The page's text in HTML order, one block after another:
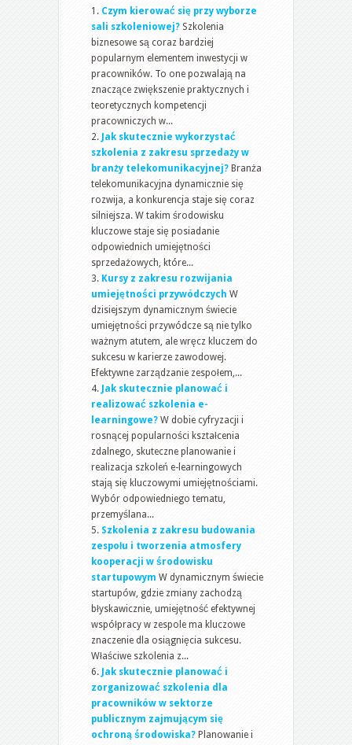
Czym kierować się przy wyborze
sali szkoleniowej? Szkolenia
biznesowe są coraz bardziej
popularnym elementem inwestycji w
pracowników. To one pozwalają na
znaczące zwiększenie praktycznych i
teoretycznych kompetencji
pracowniczych w...
Jak skutecznie wykorzystać
szkolenia z zakresu sprzedaży w
branży telekomunikacyjnej? Branża
telekomunikacyjna dynamicznie się
rozwija, a konkurencja staje się coraz
silniejsza. W takim środowisku
kluczowe staje się posiadanie
odpowiednich umiejętności
sprzedażowych, które...
Kursy z zakresu rozwijania
umiejętności przywódczych W
dzisiejszym dynamicznym świecie
umiejętności przywódcze są nie tylko
ważnym atutem, ale wręcz kluczem do
sukcesu w karierze zawodowej.
Efektywne zarządzanie zespołem,...
Jak skutecznie planować i
realizować szkolenia e-
learningowe? W dobie cyfryzacji i
rosnącej popularności kształcenia
zdalnego, skuteczne planowanie i
realizacja szkoleń e-learningowych
stają się kluczowymi umiejętnościami.
Wybór odpowiedniego tematu,
przemyślana...
Szkolenia z zakresu budowania
zespołu i tworzenia atmosfery
kooperacji w środowisku
startupowym W dynamicznym świecie
startupów, gdzie zmiany zachodzą
błyskawicznie, umiejętność efektywnej
współpracy w zespole ma kluczowe
znaczenie dla osiągnięcia sukcesu.
Właściwe szkolenia z...
Jak skutecznie planować i
zorganizować szkolenia dla
pracowników w sektorze
publicznym zajmującym się
ochroną środowiska? Planowanie i